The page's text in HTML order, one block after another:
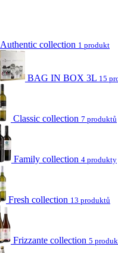
Authentic collection 1 produkt
BAG IN BOX 3L 15
Classic collection 7 produktů
Family collection 4 produkty
Fresh collection 13 produktů
Frizzante collection 5